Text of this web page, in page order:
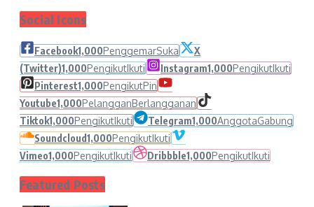
Social Icons
Facebook1,000PenggemarSuka
X
(Twitter)1,000PengikutIkuti Instagram1,000PengikutIkuti
Pinterest1,000PengikutPin
Youtube1,000PelangganBerlangganan
Tiktok1,000PengikutIkuti Telegram1,000AnggotaGabung
Soundcloud1,000PengikutIkuti
Vimeo1,000PengikutIkuti Dribbble1,000PengikutIkuti
Featured Posts